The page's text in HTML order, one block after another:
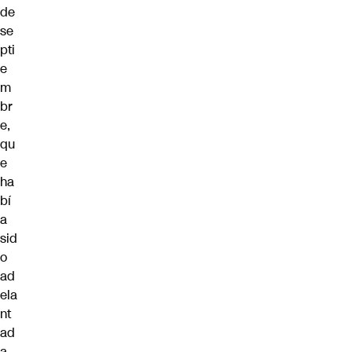
de
se
pti
e
m
br
e,
qu
e
ha
bí
a
sid
o
ad
ela
nt
ad